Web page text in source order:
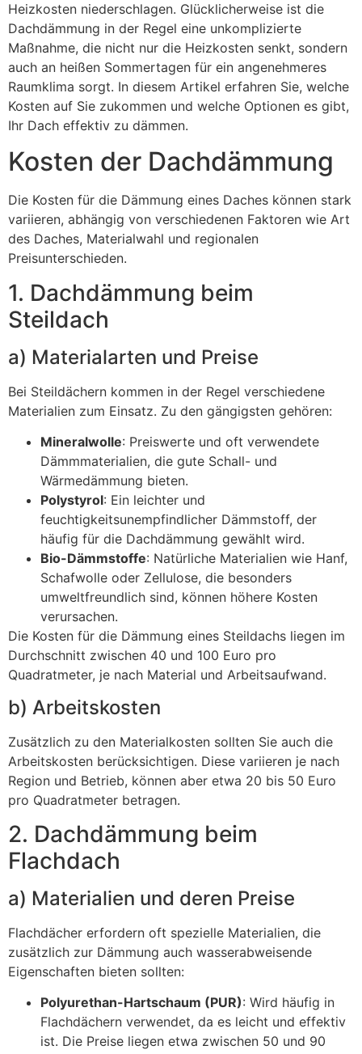
Heizkosten niederschlagen. Glücklicherweise ist die
Dachdämmung in der Regel eine unkomplizierte
Maßnahme, die nicht nur die Heizkosten senkt, sondern
auch an heißen Sommertagen für ein angenehmeres
Raumklima sorgt. In diesem Artikel erfahren Sie, welche
Kosten auf Sie zukommen und welche Optionen es gibt,
Ihr Dach effektiv zu dämmen.
Kosten der Dachdämmung
Die Kosten für die Dämmung eines Daches können stark
variieren, abhängig von verschiedenen Faktoren wie Art
des Daches, Materialwahl und regionalen
Preisunterschieden.
1. Dachdämmung beim
Steildach
a) Materialarten und Preise
Bei Steildächern kommen in der Regel verschiedene
Materialien zum Einsatz. Zu den gängigsten gehören:
Mineralwolle: Preiswerte und oft verwendete
Dämmmaterialien, die gute Schall- und
Wärmedämmung bieten.
Polystyrol: Ein leichter und
feuchtigkeitsunempfindlicher Dämmstoff, der
häufig für die Dachdämmung gewählt wird.
Bio-Dämmstoffe: Natürliche Materialien wie Hanf,
Schafwolle oder Zellulose, die besonders
umweltfreundlich sind, können höhere Kosten
verursachen.
Die Kosten für die Dämmung eines Steildachs liegen im
Durchschnitt zwischen 40 und 100 Euro pro
Quadratmeter, je nach Material und Arbeitsaufwand.
b) Arbeitskosten
Zusätzlich zu den Materialkosten sollten Sie auch die
Arbeitskosten berücksichtigen. Diese variieren je nach
Region und Betrieb, können aber etwa 20 bis 50 Euro
pro Quadratmeter betragen.
2. Dachdämmung beim
Flachdach
a) Materialien und deren Preise
Flachdächer erfordern oft spezielle Materialien, die
zusätzlich zur Dämmung auch wasserabweisende
Eigenschaften bieten sollten:
Polyurethan-Hartschaum (PUR): Wird häufig in
Flachdächern verwendet, da es leicht und effektiv
ist. Die Preise liegen etwa zwischen 50 und 90